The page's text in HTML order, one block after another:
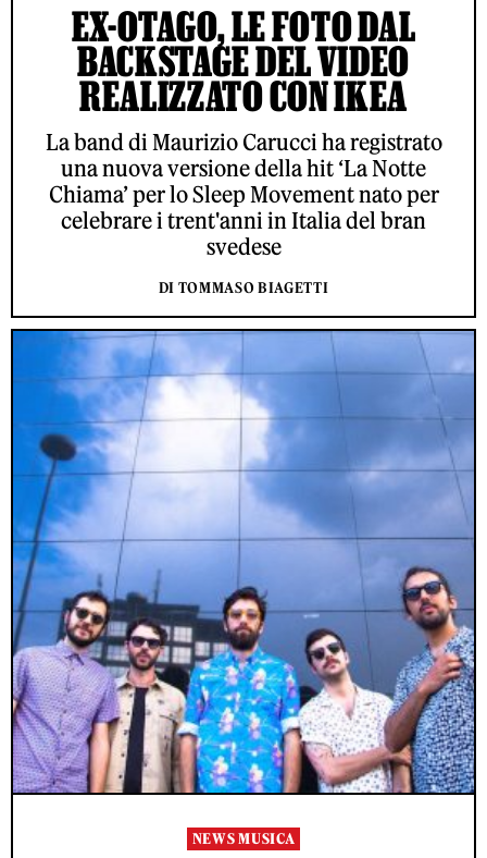
EX-OTAGO, LE FOTO DAL
BACKSTAGE DEL VIDEO
REALIZZATO CON IKEA
La band di Maurizio Carucci ha registrato
una nuova versione della hit ‘La Notte
Chiama’ per lo Sleep Movement nato per
celebrare i trent'anni in Italia del bran
svedese
DI TOMMASO BIAGETTI
NEWS MUSICA